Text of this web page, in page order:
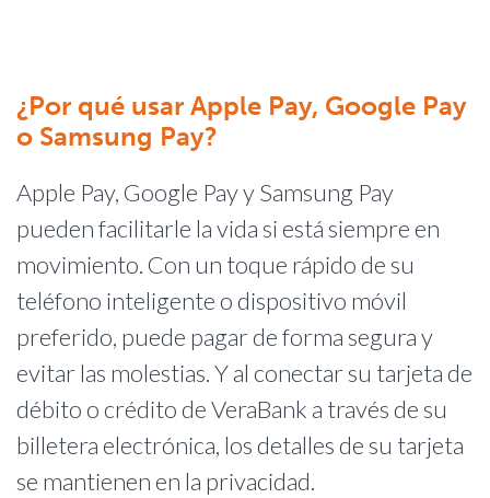
¿Por qué usar Apple Pay, Google Pay
o Samsung Pay?
Apple Pay, Google Pay y Samsung Pay
pueden facilitarle la vida si está siempre en
movimiento. Con un toque rápido de su
teléfono inteligente o dispositivo móvil
preferido, puede pagar de forma segura y
evitar las molestias. Y al conectar su tarjeta de
débito o crédito de VeraBank a través de su
billetera electrónica, los detalles de su tarjeta
se mantienen en la privacidad.